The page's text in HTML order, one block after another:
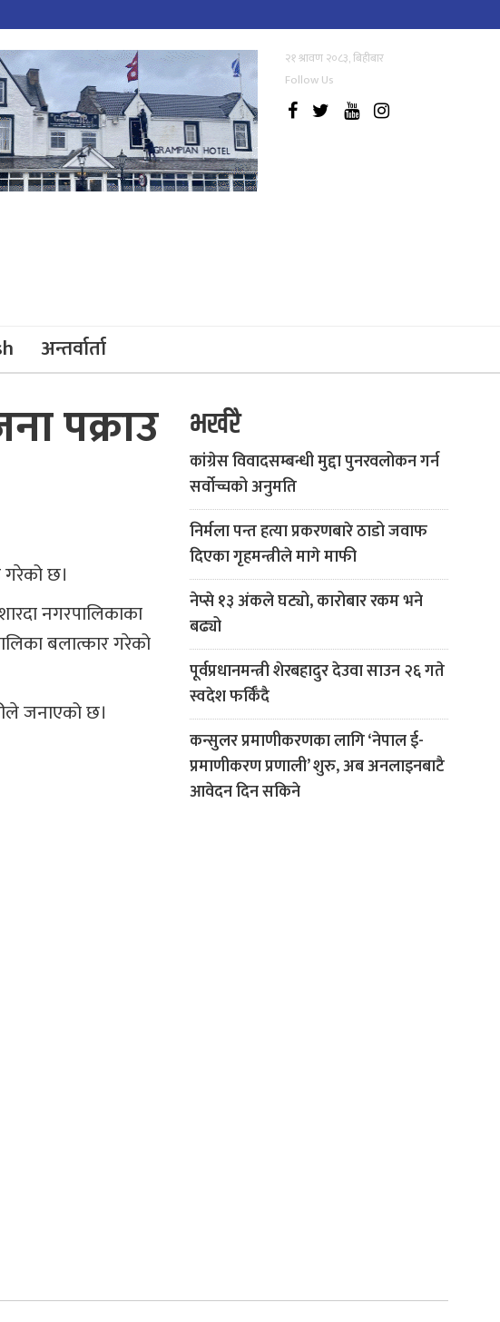
२१ श्रावण २०८३, बिहीबार
Follow Us
अन्तर्वार्ता
पक्राउ
गरेको छ।
नगरपालिकाका
बलात्कार गरेको
जनाएको छ।
भर्खरै
कांग्रेस विवादसम्बन्धी मुद्दा पुनरवलोकन गर्न
सर्वोच्चको अनुमति
निर्मला पन्त हत्या प्रकरणबारे ठाडो जवाफ
दिएका गृहमन्त्रीले मागे माफी
नेप्से १३ अंकले घट्यो, कारोबार रकम भने
बढ्यो
पूर्वप्रधानमन्त्री शेरबहादुर देउवा साउन २६ गते
स्वदेश फर्किँदै
कन्सुलर प्रमाणीकरणका लागि ‘नेपाल ई-
प्रमाणीकरण प्रणाली’ शुरु, अब अनलाइनबाटै
आवेदन दिन सकिने